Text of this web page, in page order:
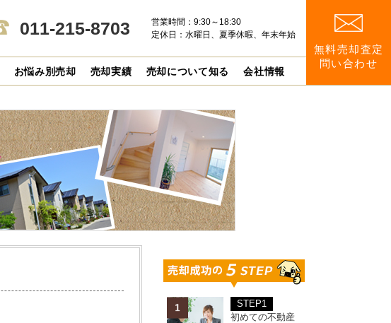
011-215-8703
営業時間：9:30～18:30
定休日：水曜日、夏季休暇、年末年始
お悩み別売却 売却実績 売却について知る 会社情報
無料売却査定
問い合わせ
STEP1
初めての不動産